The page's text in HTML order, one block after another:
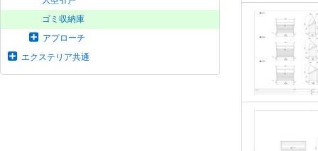
ゴミ収納庫
アプローチ
エクステリア共通